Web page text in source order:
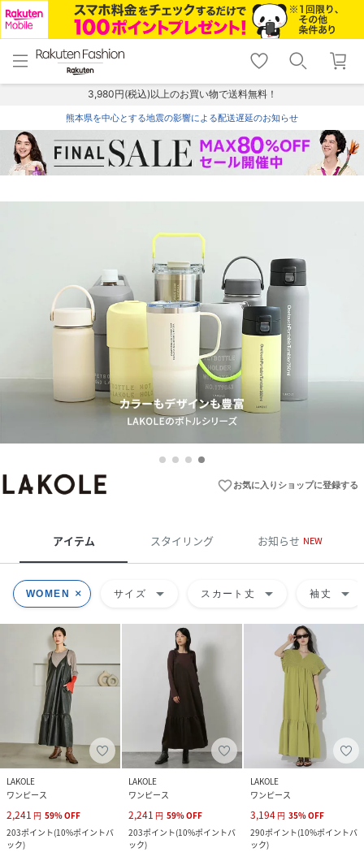
menu home
トップ
shopping_cart lock_outline
ログイン
3,980円(税込)以上のお買い物で送料無料！
熊本県を中心とする地震の影響による配送遅延のお知らせ
favorite_borderお気に入りショップに登録する
アイテム スタイリング お知らせ NEW
WOMEN サイズ arrow_drop_down スカート丈 arrow_drop_down 袖丈 arrow_drop_down
LAKOLE
ワンピース
2,241 円 59%OFF
203ポイント(10%ポイントバ
ック)
LAKOLE
ワンピース
2,241 円 59%OFF
203ポイント(10%ポイントバ
ック)
LAKOLE
ワンピース
3,194 円 35%OFF
290ポイント(10%ポイントバ
ック)